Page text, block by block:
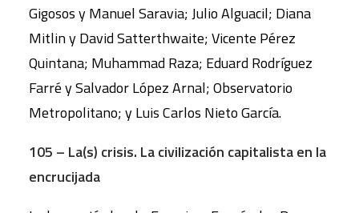
Gigosos y Manuel Saravia; Julio Alguacil; Diana
Mitlin y David Satterthwaite; Vicente Pérez
Quintana; Muhammad Raza; Eduard Rodríguez
Farré y Salvador López Arnal; Observatorio
Metropolitano; y Luis Carlos Nieto García.
105 – La(s) crisis. La civilización capitalista en la
encrucijada